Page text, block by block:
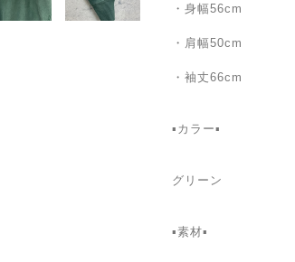
・身幅56cm
・肩幅50cm
・袖丈66cm
▪️カラー▪️
グリーン
▪️素材▪️